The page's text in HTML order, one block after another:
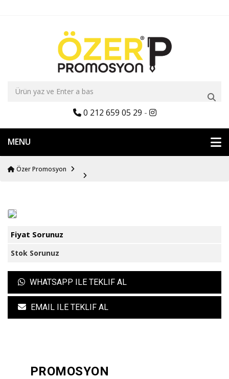
0 212 659 05 29 -
MENU
Özer Promosyon
Fiyat Sorunuz
Stok Sorunuz
WHATSAPP ILE TEKLIF AL
EMAIL ILE TEKLIF AL
PROMOSYON